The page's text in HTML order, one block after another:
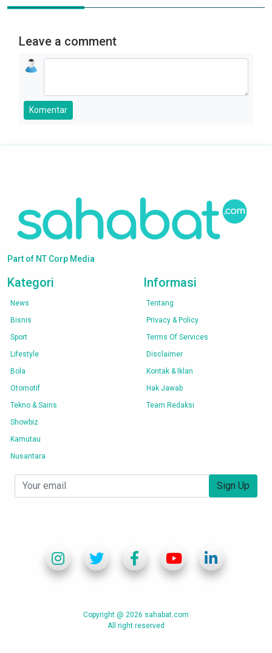
Leave a comment
Komentar
Part of NT Corp Media
Kategori
News
Bisnis
Sport
Lifestyle
Bola
Otomotif
Tekno & Sains
Showbiz
Kamutau
Nusantara
Informasi
Tentang
Privacy & Policy
Terms Of Services
Disclaimer
Kontak & Iklan
Hak Jawab
Team Redaksi
Sign Up
Copyright @ 2026 sahabat.com
All right reserved